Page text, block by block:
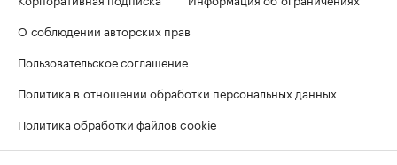
О соблюдении авторских прав
Пользовательское соглашение
Политика в отношении обработки персональных данных
Политика обработки файлов cookie